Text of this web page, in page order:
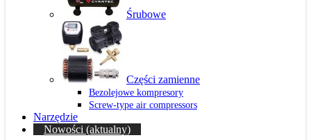
Śrubowe
Części zamienne
Bezolejowe kompresory
Screw-type air compressors
Narzędzie
Nowości (aktualny)